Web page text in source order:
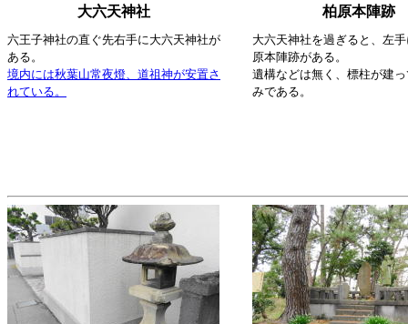
大六天神社 柏原本陣跡
六王子神社の直ぐ先右手に大六天神社が
ある。
境内には秋葉山常夜燈、道祖神が安置さ
れている。
大六天神社を過ぎると、左
原本陣跡がある。
遺構などは無く、標柱が建
みである。